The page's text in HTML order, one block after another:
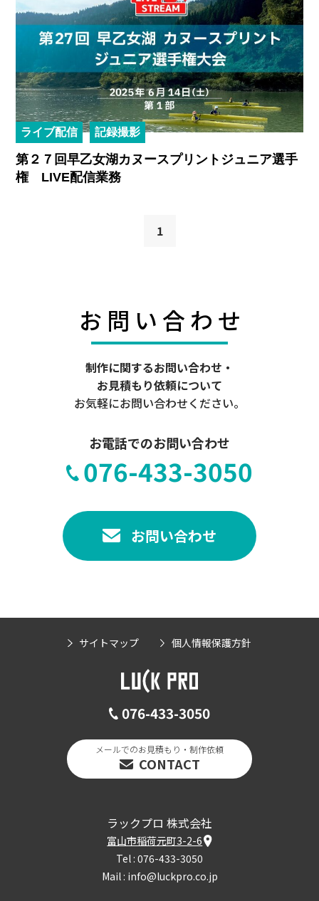
ライブ配信 記録撮影
第２７回早乙女湖カヌースプリントジュニア選手
権 LIVE配信業務
1
お 問 い 合わ せ
制作に関するお問い合わせ・
お見積もり依頼について
お気軽にお問い合わせください。
お電話でのお問い合わせ
076-433-3050
お問い合わせ
ラックプロ 株式会社
富山市稲荷元町3-2-6
Tel : 076-433-3050
Mail : info@luckpro.co.jp
076-433-3050
メールでのお見積もり・制作依頼
CONTACT
サイトマップ 個人情報保護方針